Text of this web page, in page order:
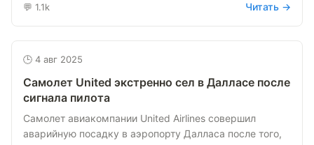
💬 1.1k Читать →
🕒 4 авг 2025
Самолет United экстренно сел в Далласе после
сигнала пилота
Самолет авиакомпании United Airlines совершил
аварийную посадку в аэропорту Далласа после того,